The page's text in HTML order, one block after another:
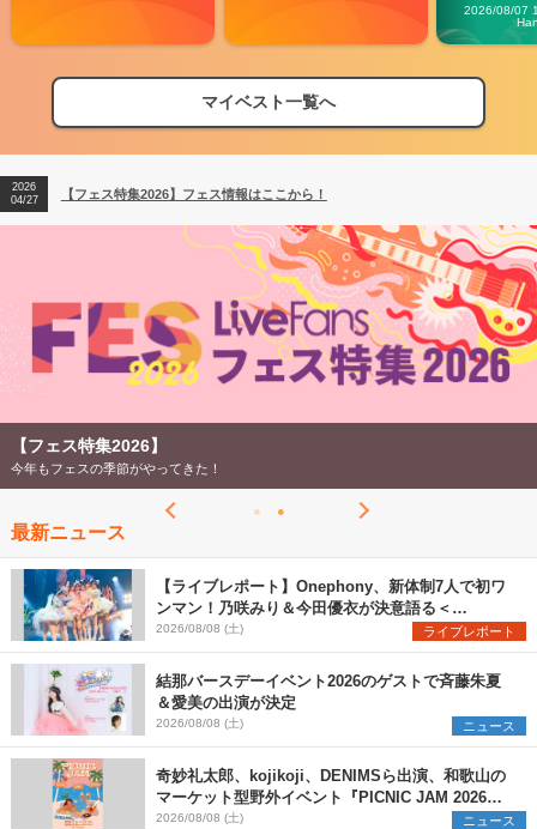
2026/08/07
マイベスト一覧へ
【フェス特集2026】フェス情報はここから！
【ライブ動員ランキング】2026年上半期編発表！
2026
04/27
【フェス特集2026】フェス情報はここから！
2026
【ライブ動員ランキング】2026年上半期編発表！
【フェス特集2026】
今年もフェスの季節がやってきた！
最新ニュース
【ライブレポート】Onephony、新体制7人で初ワ
ンマン！乃咲みり＆今田優衣が決意語る＜
Onephony新体制1st Oneman Live はじまりの夏
＞
2026/08/08 (土) ライブレポート
結那バースデーイベント2026のゲストで斉藤朱夏
＆愛美の出演が決定
2026/08/08 (土) ニュース
奇妙礼太郎、kojikoji、DENIMSら出演、和歌山の
マーケット型野外イベント『PICNIC JAM 2026』
早割チケット発売開始
2026/08/08 (土) ニュース